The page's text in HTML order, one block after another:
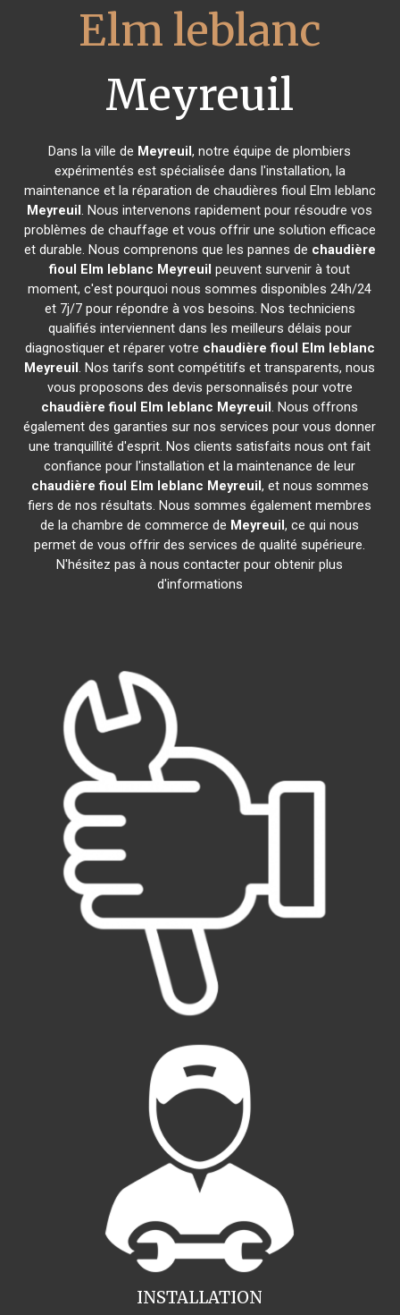
Elm leblanc
Meyreuil
Dans la ville de Meyreuil, notre équipe de plombiers
expérimentés est spécialisée dans l'installation, la
maintenance et la réparation de chaudières fioul Elm leblanc
Meyreuil. Nous intervenons rapidement pour résoudre vos
problèmes de chauffage et vous offrir une solution efficace
et durable. Nous comprenons que les pannes de chaudière
fioul Elm leblanc Meyreuil peuvent survenir à tout
moment, c'est pourquoi nous sommes disponibles 24h/24
et 7j/7 pour répondre à vos besoins. Nos techniciens
qualifiés interviennent dans les meilleurs délais pour
diagnostiquer et réparer votre chaudière fioul Elm leblanc
Meyreuil. Nos tarifs sont compétitifs et transparents, nous
vous proposons des devis personnalisés pour votre
chaudière fioul Elm leblanc Meyreuil. Nous offrons
également des garanties sur nos services pour vous donner
une tranquillité d'esprit. Nos clients satisfaits nous ont fait
confiance pour l'installation et la maintenance de leur
chaudière fioul Elm leblanc Meyreuil, et nous sommes
fiers de nos résultats. Nous sommes également membres
de la chambre de commerce de Meyreuil, ce qui nous
permet de vous offrir des services de qualité supérieure.
N'hésitez pas à nous contacter pour obtenir plus
d'informations
INSTALLATION